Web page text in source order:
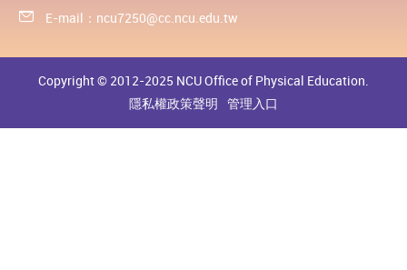
E-mail： ncu7250@cc.ncu.edu.tw
Copyright © 2012-2025 NCU Office of Physical Education.
隱私權政策聲明 管理入口